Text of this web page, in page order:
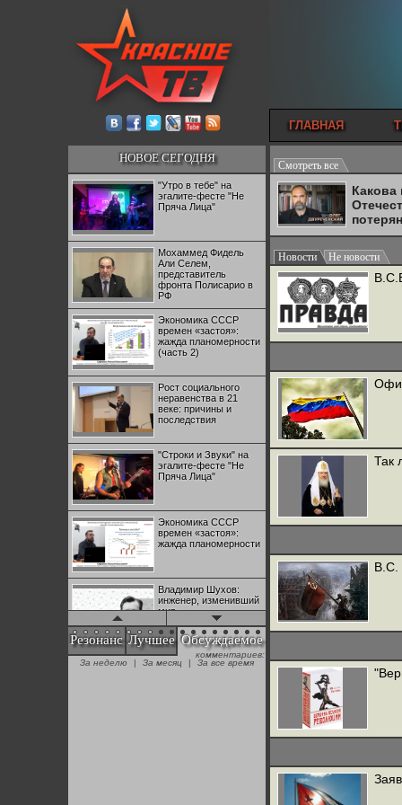
ГЛАВНАЯ
НОВОЕ СЕГОДНЯ
"Утро в тебе" на
эгалите-фесте "Не
Пряча Лица"
Мохаммед Фидель
Али Селем,
представитель
фронта Полисарио в
РФ
Экономика СССР
времен «застоя»:
жажда планомерности
(часть 2)
Рост социального
неравенства в 21
веке: причины и
последствия
"Строки и Звуки" на
эгалите-фесте "Не
Пряча Лица"
Экономика СССР
времен «застоя»:
жажда планомерности
Владимир Шухов:
инженер, изменивший
мир
"Аркадий Коц" на
эгалите-фесте "Не
Резонанс Лучшее Обсуждаемое
комментариев:
За неделю
| За месяц | За все время
Смотреть все
Новости Не новости
Так
В.С.